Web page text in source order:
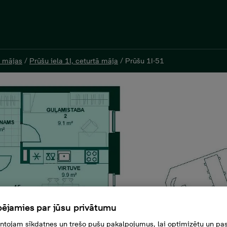
/ Prūšu iela 1I, ceturtā māja / Prūšu 1I-51
/ Prūšu iela 1I, ceturtā māja / Prūšu 1I-51
dzīvoklis, Platība 59,9 m²
par jūsu privātumu
sīkdatnes un trešo pušu pakalpojumus, lai optimizētu un